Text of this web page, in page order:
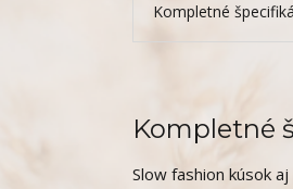
Kompletné
Kompletné
Slow fashion kúsok